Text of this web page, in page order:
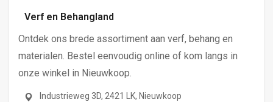
Verf en Behangland
Ontdek ons brede assortiment aan verf, behang en
materialen. Bestel eenvoudig online of kom langs in
onze winkel in Nieuwkoop.
Industrieweg 3D, 2421 LK, Nieuwkoop